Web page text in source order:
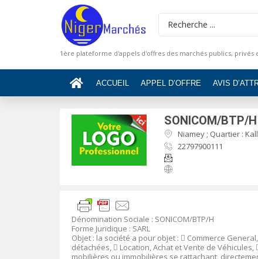
1ère plateforme d'appels d'offres des marchés publics, privés
ACCUEIL APPEL D’OFFRE AVIS
SONICOM/BTP/H
Niamey ; Quartier :
22797900111
Dénomination Sociale : SONICOM/BTP/H
Forme Juridique : SARL
Objet : la société a pour objet :  Commerce General,
détachées,  Location, Achat et Vente de Véhicules,
mobilières ou immobilières se rattachant,